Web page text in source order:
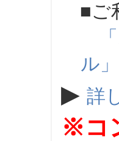
■ご
ル」
▶ 詳
※コ